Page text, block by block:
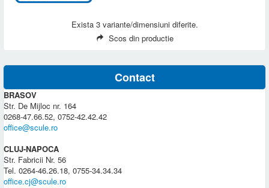
Exista 3 variante/dimensiuni diferite.
Scos din productie
Contact
BRASOV
Str. De Mijloc nr. 164
0268-47.66.52, 0752-42.42.42
office@scule.ro
CLUJ-NAPOCA
Str. Fabricii Nr. 56
Tel. 0264-46.26.18, 0755-34.34.34
office.cj@scule.ro